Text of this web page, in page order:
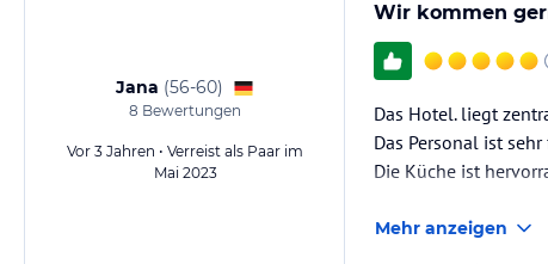
Jana (56-60)
8 Bewertungen
Vor 3 Jahren • Verreist als Paar im
Mai 2023
Wir kommen
Das Hotel. liegt
Das Personal ist
Die Küche ist
Mehr anzeigen